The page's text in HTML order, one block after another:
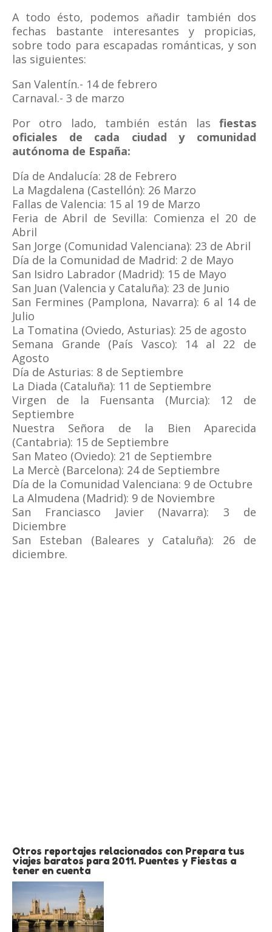
A todo ésto, podemos añadir también dos
fechas bastante interesantes y propicias,
sobre todo para escapadas románticas, y son
las siguientes:
San Valentín.- 14 de febrero
Carnaval.- 3 de marzo
Por otro lado, también están las fiestas
oficiales de cada ciudad y comunidad
autónoma de España:
Día de Andalucía: 28 de Febrero
La Magdalena (Castellón): 26 Marzo
Fallas de Valencia: 15 al 19 de Marzo
Feria de Abril de Sevilla: Comienza el 20 de
Abril
San Jorge (Comunidad Valenciana): 23 de Abril
Día de la Comunidad de Madrid: 2 de Mayo
San Isidro Labrador (Madrid): 15 de Mayo
San Juan (Valencia y Cataluña): 23 de Junio
San Fermines (Pamplona, Navarra): 6 al 14 de
Julio
La Tomatina (Oviedo, Asturias): 25 de agosto
Semana Grande (País Vasco): 14 al 22 de
Agosto
Día de Asturias: 8 de Septiembre
La Diada (Cataluña): 11 de Septiembre
Virgen de la Fuensanta (Murcia): 12 de
Septiembre
Nuestra Señora de la Bien Aparecida
(Cantabria): 15 de Septiembre
San Mateo (Oviedo): 21 de Septiembre
La Mercè (Barcelona): 24 de Septiembre
Día de la Comunidad Valenciana: 9 de Octubre
La Almudena (Madrid): 9 de Noviembre
San Franciasco Javier (Navarra): 3 de
Diciembre
San Esteban (Baleares y Cataluña): 26 de
diciembre.
Otros reportajes relacionados con Prepara tus
viajes baratos para 2011. Puentes y Fiestas a
tener en cuenta